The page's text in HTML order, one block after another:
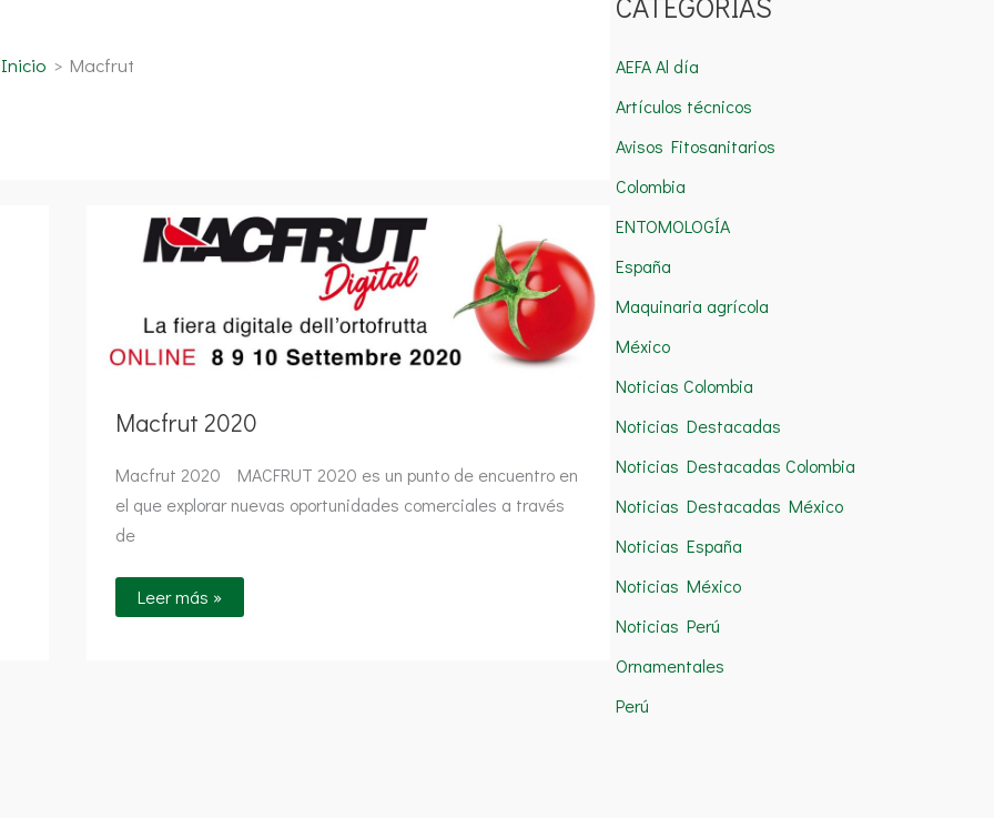
Inicio Macfrut
Macfrut 2020
Macfrut 2020 MACFRUT 2020 es un punto de encuentro en
el que explorar nuevas oportunidades comerciales a través
de
Macfrut
2020
Leer más »
c
a
r
:
AEFA Al día
Artículos técnicos
Avisos Fitosanitarios
Colombia
ENTOMOLOGÍA
España
Maquinaria agrícola
México
Noticias Colombia
Noticias Destacadas
Noticias Destacadas Colombia
Noticias Destacadas México
Noticias España
Noticias México
Noticias Perú
Ornamentales
Perú